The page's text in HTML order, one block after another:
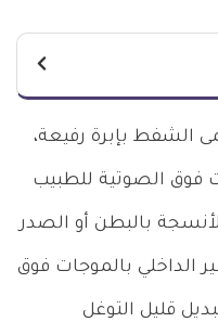
الشفط بإبرة رفيعة،
فوق الصوتية للطبيب
بالبطن أو الصدر
الداخلي بالموجات فوق
قليل التوغل